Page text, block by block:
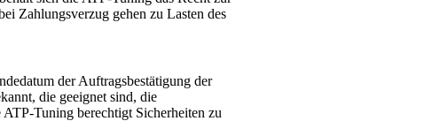
Zahlungsverzug gehen zu Lasten des
der Auftragsbestätigung der
die geeignet sind, die
Tuning berechtigt Sicherheiten zu